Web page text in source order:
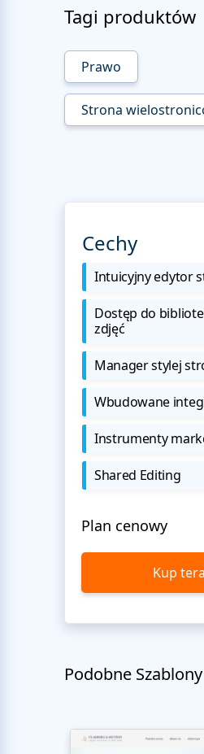
Tagi produktów
Prawo
Strona
Cechy
Intuicyjny edytor
Dostęp do
zdjęć
Manager stylej
Wbudowane
Instrumenty
Shared Editing
Plan cenowy
Kup
Podobne Szablony